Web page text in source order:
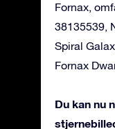
Fornax,
38135539,
Spiral
Fornax
Du kan nu